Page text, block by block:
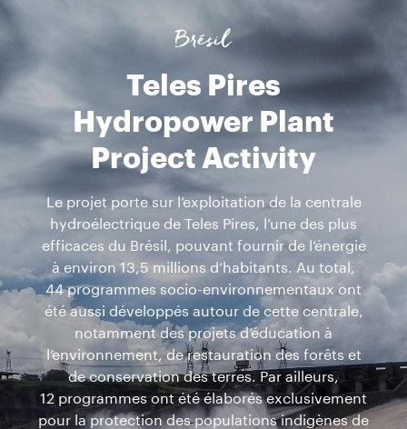
Brésil
Teles Pires
Hydropower Plant
Project Activity
Le projet porte sur l’exploitation de la centrale
hydroélectrique de Teles Pires, l’une des plus
efficaces du Brésil, pouvant fournir de l’énergie
à environ 13,5 millions d’habitants. Au total,
44 programmes socio-environnementaux ont
été aussi développés autour de cette centrale,
notamment des projets d’éducation à
l’environnement, de restauration des forêts et
de conservation des terres. Par ailleurs,
12 programmes ont été élaborés exclusivement
pour la protection des populations indigènes de